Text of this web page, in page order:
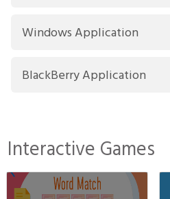
Windows Application
BlackBerry Application
Interactive Games